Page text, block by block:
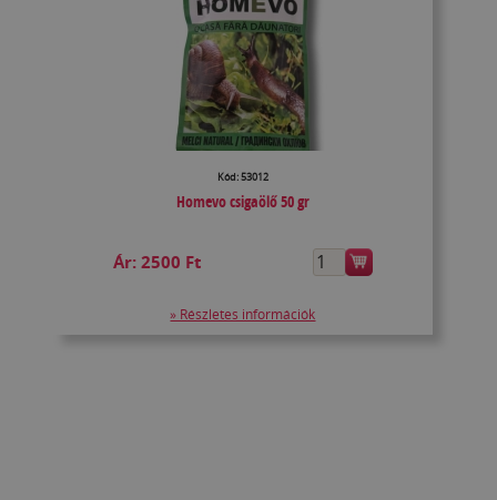
Kód: 53012
Homevo csigaölő 50 gr
Ár:2500 Ft
» Részletes információk